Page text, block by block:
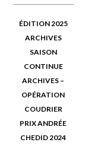
ÉDITION 2025
ARCHIVES
SAISON
CONTINUE
ARCHIVES –
OPÉRATION
COUDRIER
PRIX ANDRÉE
CHEDID 2024